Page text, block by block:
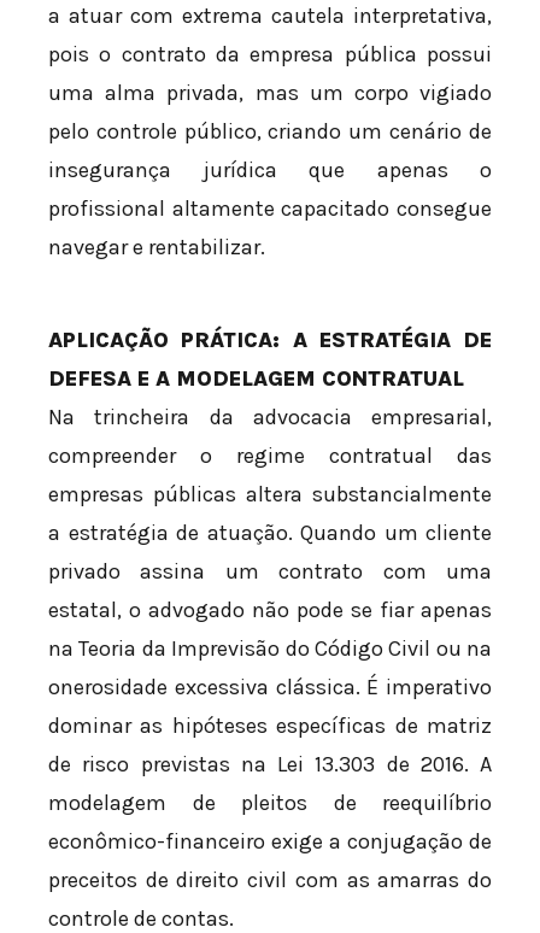
a atuar com extrema cautela interpretativa,
pois o contrato da empresa pública possui
uma alma privada, mas um corpo vigiado
pelo controle público, criando um cenário de
insegurança jurídica que apenas o
profissional altamente capacitado consegue
navegar e rentabilizar.
APLICAÇÃO PRÁTICA: A ESTRATÉGIA DE
DEFESA E A MODELAGEM CONTRATUAL
Na trincheira da advocacia empresarial,
compreender o regime contratual das
empresas públicas altera substancialmente
a estratégia de atuação. Quando um cliente
privado assina um contrato com uma
estatal, o advogado não pode se fiar apenas
na Teoria da Imprevisão do Código Civil ou na
onerosidade excessiva clássica. É imperativo
dominar as hipóteses específicas de matriz
de risco previstas na Lei 13.303 de 2016. A
modelagem de pleitos de reequilíbrio
econômico-financeiro exige a conjugação de
preceitos de direito civil com as amarras do
controle de contas.